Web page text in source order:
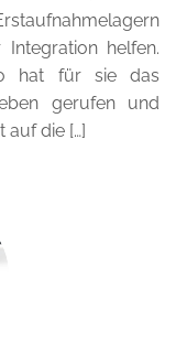
helfen.
hat für sie das
gerufen und
auf die […]